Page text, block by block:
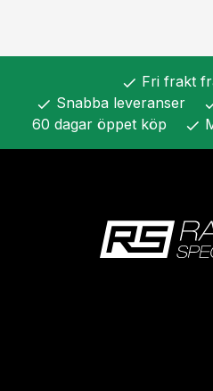
check Fri frakt
check Snabba leveranser
60 dagar öppet köp check